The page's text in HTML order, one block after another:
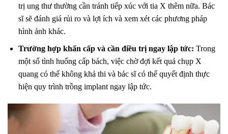
trị ung thư thường cần tránh tiếp xúc với tia X thêm nữa. Bác
sĩ sẽ đánh giá rủi ro và lợi ích và xem xét các phương pháp
hình ảnh khác.
Trường hợp khẩn cấp và cần điều trị ngay lập tức: Trong
một số tình huống cấp bách, việc chờ đợi kết quả chụp X
quang có thể không khả thi và bác sĩ có thể quyết định thực
hiện quy trình trồng implant ngay lập tức.